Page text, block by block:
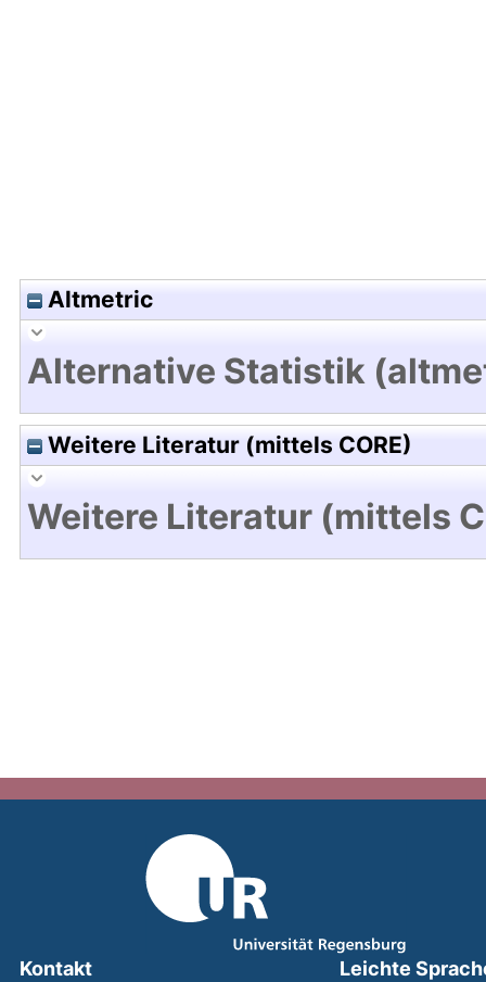
Altmetric
Alternative Statistik
Weitere Literatur (mittels CORE)
Weitere Literatur (mittels
Kontakt
Leichte